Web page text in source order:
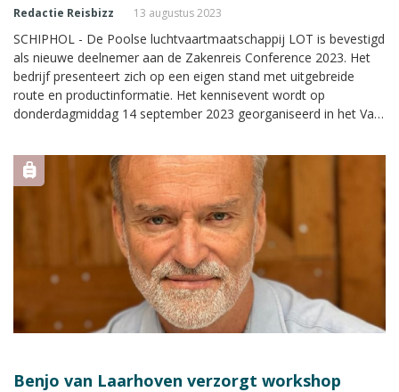
Redactie Reisbizz 13 augustus 2023
SCHIPHOL - De Poolse luchtvaartmaatschappij LOT is bevestigd
als nieuwe deelnemer aan de Zakenreis Conference 2023. Het
bedrijf presenteert zich op een eigen stand met uitgebreide
route en productinformatie. Het kennisevent wordt op
donderdagmiddag 14 september 2023 georganiseerd in het Van
Benjo van Laarhoven verzorgt workshop